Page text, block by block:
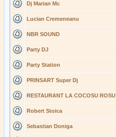
Dj Marian Mc
Lucian Cremeneanu
NBR SOUND
Party DJ
Party Station
PRINSART Super Dj
RESTAURANT LA COCOSU ROSU
Robert Stoica
Sebastian Doniga